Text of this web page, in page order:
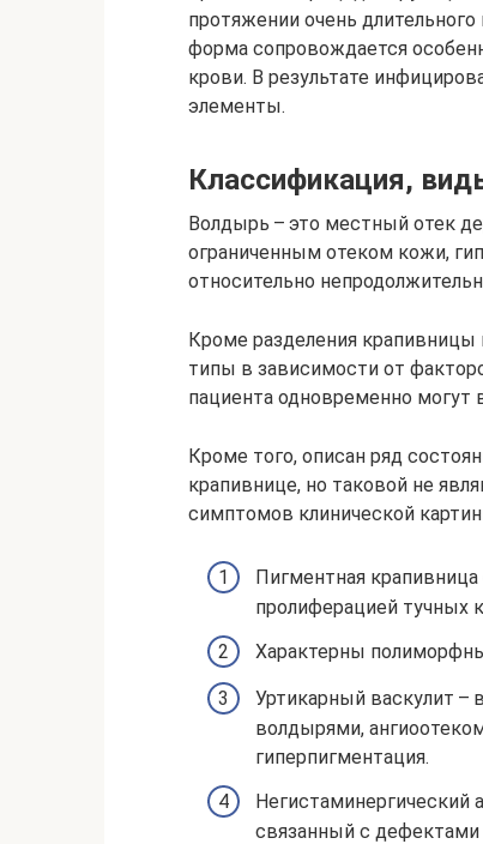
протяжении очень
форма сопровождается
крови. В результате
элементы.
Классификация,
Волдырь – это местный отек
ограниченным отеком кожи,
относительно
Кроме разделения
типы в зависимости от
пациента одновременно
Кроме того, описан ряд
крапивнице, но таковой не
симптомов клинической
Пигментная
пролиферацией тучных
Характерны
Уртикарный васкулит
волдырями,
гиперпигментация.
Негистаминергический
связанный с